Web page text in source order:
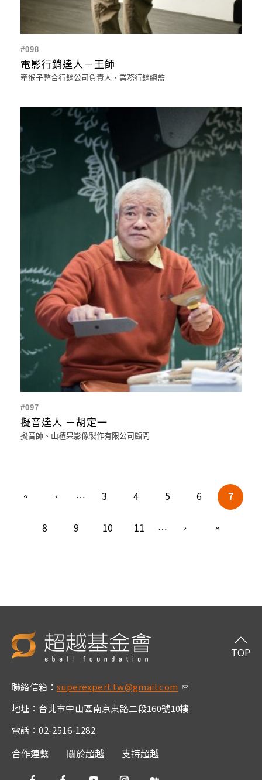
#098
電影行銷達人－王師
牽猴子整合行銷公司負責人、業務行銷總監
#097
擬音達人 －胡定一
擬音師、山楂果影像製作有限公司顧問
… 3 4 5 6 7
8 9 10 11 …
聯絡信箱： superexpert.tw@gmail.com (link sends e-m
地址：台北市中山區南京東路二段160號10樓
電話：02-2516-1282
合作連繫 關於超越 支持超越
TOP